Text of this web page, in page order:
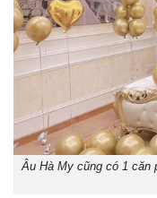
Âu Hà My cũng có 1 căn